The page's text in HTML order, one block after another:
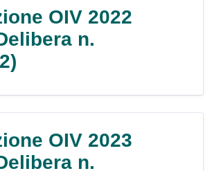
OIV 2022
n.
OIV 2023
n.